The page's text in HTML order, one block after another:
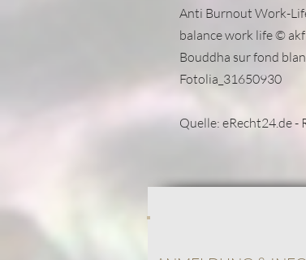
Anti Burnout Work-
balance work life ©
Bouddha sur fond
Fotolia_31650930
​Quelle: eRecht24.de -